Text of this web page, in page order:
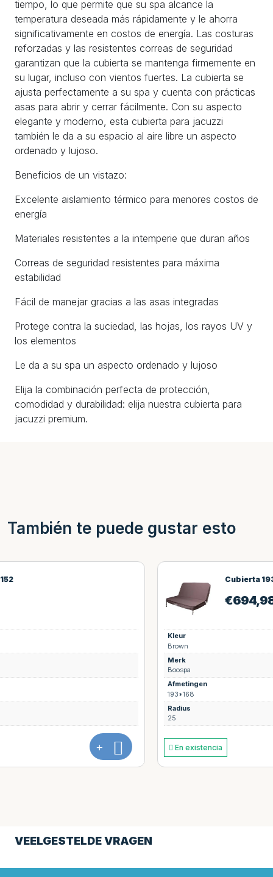
tiempo, lo que permite que su spa alcance la
temperatura deseada más rápidamente y le ahorra
significativamente en costos de energía. Las costuras
reforzadas y las resistentes correas de seguridad
garantizan que la cubierta se mantenga firmemente en
su lugar, incluso con vientos fuertes. La cubierta se
ajusta perfectamente a su spa y cuenta con prácticas
asas para abrir y cerrar fácilmente. Con su aspecto
elegante y moderno, esta cubierta para jacuzzi
también le da a su espacio al aire libre un aspecto
ordenado y lujoso.
Beneficios de un vistazo:
Excelente aislamiento térmico para menores costos de
energía
Materiales resistentes a la intemperie que duran años
Correas de seguridad resistentes para máxima
estabilidad
Fácil de manejar gracias a las asas integradas
Protege contra la suciedad, las hojas, los rayos UV y
los elementos
Le da a su spa un aspecto ordenado y lujoso
Elija la combinación perfecta de protección,
comodidad y durabilidad: elija nuestra cubierta para
jacuzzi premium.
También te puede gustar esto
En existencia
VEELGESTELDE VRAGEN